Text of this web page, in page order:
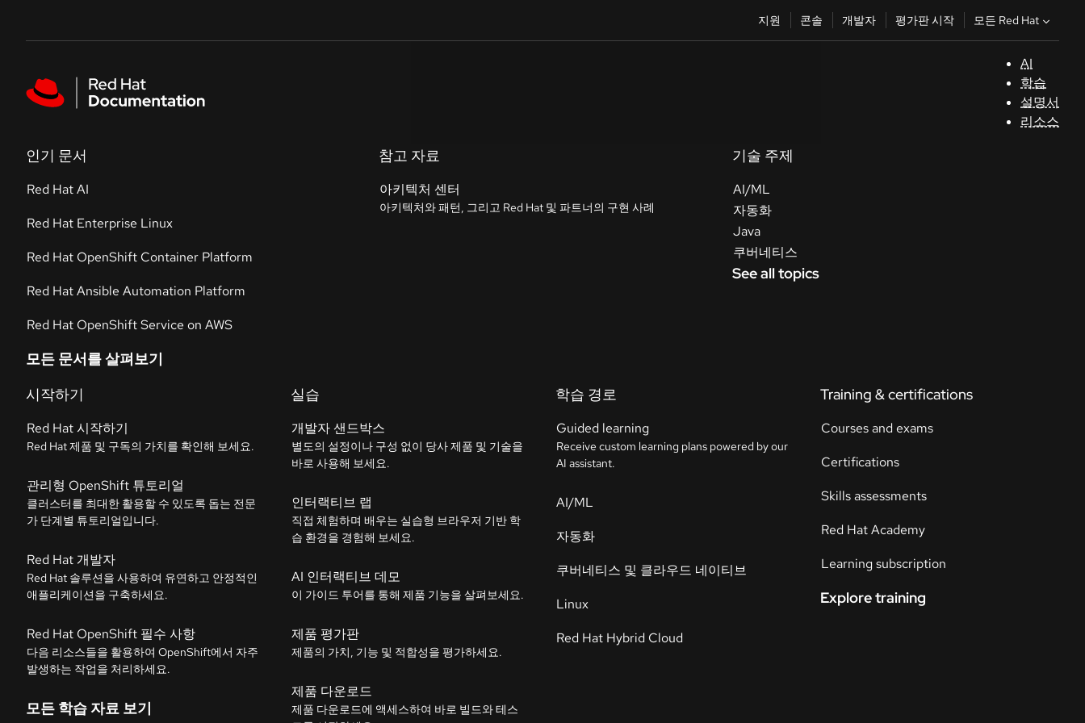
지원 콘솔 개발자 평가판 시작 모든 Red Hat
AI
학습
설명서
리소스
인기 문서
Red Hat AI
Red Hat Enterprise Linux
Red Hat OpenShift Container Platform
Red Hat Ansible Automation Platform
Red Hat OpenShift Service on AWS
모든 문서를 살펴보기
참고 자료
아키텍처 센터
아키텍처와 패턴, 그리고 Red Hat 및 파트너의 구현 사례
기술 주제
AI/ML
자동화
Java
쿠버네티스
See all topics
시작하기
Red Hat 시작하기
Red Hat 제품 및 구독의 가치를 확인해 보세요.
관리형 OpenShift 튜토리얼
클러스터를 최대한 활용할 수 있도록 돕는 전문
가 단계별 튜토리얼입니다.
Red Hat 개발자
Red Hat 솔루션을 사용하여 유연하고 안정적인
애플리케이션을 구축하세요.
Red Hat OpenShift 필수 사항
다음 리소스들을 활용하여 OpenShift에서 자주
발생하는 작업을 처리하세요.
모든 학습 자료 보기
실습
개발자 샌드박스
별도의 설정이나 구성 없이 당사 제품 및 기술을
바로 사용해 보세요.
인터랙티브 랩
직접 체험하며 배우는 실습형 브라우저 기반 학
습 환경을 경험해 보세요.
AI 인터랙티브 데모
이 가이드 투어를 통해 제품 기능을 살펴보세요.
제품 평가판
제품의 가치, 기능 및 적합성을 평가하세요.
제품 다운로드
제품 다운로드에 액세스하여 바로 빌드와 테스
학습 경로
Guided learning
Receive custom learning plans powered by our
AI assistant.
AI/ML
자동화
쿠버네티스 및 클라우드 네이티브
Linux
Red Hat Hybrid Cloud
Training & certifications
Courses and exams
Certifications
Skills assessments
Red Hat Academy
Learning subscription
Explore training